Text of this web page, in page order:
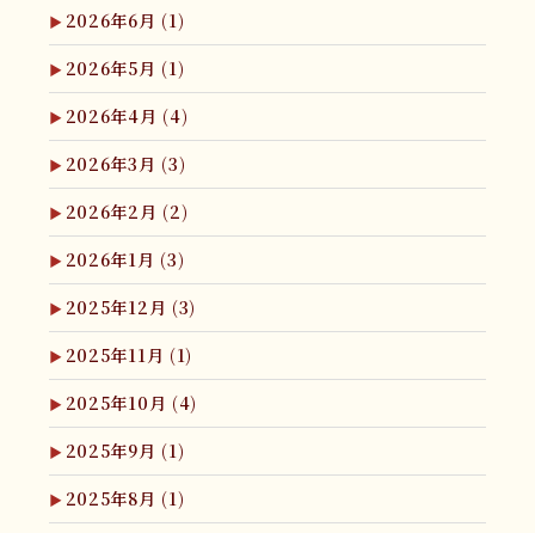
2026年6月 (1)
2026年5月 (1)
2026年4月 (4)
2026年3月 (3)
2026年2月 (2)
2026年1月 (3)
2025年12月 (3)
2025年11月 (1)
2025年10月 (4)
2025年9月 (1)
2025年8月 (1)